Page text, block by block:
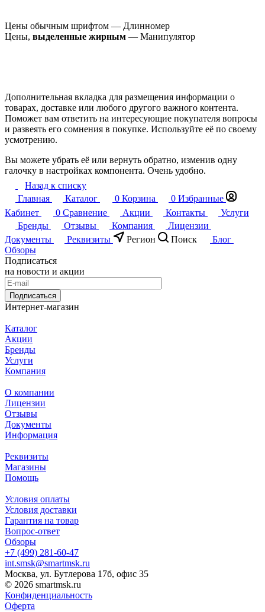
Цены обычным шрифтом — Длинномер
Цены, выделенные жирным — Манипулятор
Дополнительная вкладка для размещения информации о
товарах, доставке или любого другого важного контента.
Поможет вам ответить на интересующие покупателя вопросы
и развеять его сомнения в покупке. Используйте её по своему
усмотрению.
Вы можете убрать её или вернуть обратно, изменив одну
галочку в настройках компонента. Очень удобно.
Назад к списку
Главная
Каталог 0 Корзина 0 Избранные
Кабинет
0 Сравнение Акции Контакты
Услуги
Бренды
Отзывы Компания
Лицензии
Документы
Реквизиты Регион Поиск
Блог
Обзоры
Подписаться
на новости и акции
Подписаться
Интернет-магазин
Каталог
Акции
Бренды
Услуги
Компания
О компании
Лицензии
Отзывы
Документы
Информация
Реквизиты
Магазины
Помощь
Условия оплаты
Условия доставки
Гарантия на товар
Вопрос-ответ
Обзоры
+7 (499) 281-60-47
int.smsk@smartmsk.ru
Москва, ул. Бутлерова 17б, офис 35
© 2026 smartmsk.ru
Конфиденциальность
Оферта